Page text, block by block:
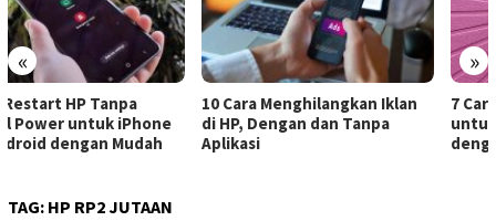
« »
10 Cara Menghilangkan Iklan
di HP, Dengan dan Tanpa
Aplikasi
7 Cara Merekam Suara di HP
untuk Android dan iPhone
dengan Hasil Jernih
TAG: HP RP2 JUTAAN